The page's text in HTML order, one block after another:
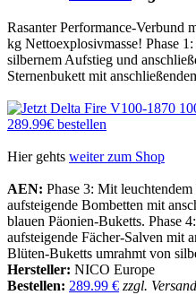
Rasanter Performance-Verbund
kg Nettoexplosivmasse! Phase
silbernem Aufstieg und
Sternenbukett mit
Hier gehts weiter zum Shop
AEN: Phase 3: Mit
aufsteigende Bombetten mit
blauen Päonien-Buketts. Phase
aufsteigende Fächer-Salven mit
Blüten-Buketts umrahmt von
Hersteller: NICO Europe
Bestellen: 289.99 € zzgl.